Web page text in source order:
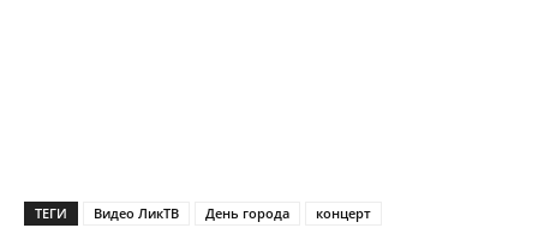
ТЕГИ Видео ЛикТВ День города концерт